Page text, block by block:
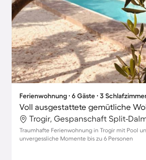
Ferienwohnung ∙ 6 Gäste ∙ 3
Traumhafte Ferienwohnung in Trogir mit Pool
unvergessliche Momente bis zu 6 Personen